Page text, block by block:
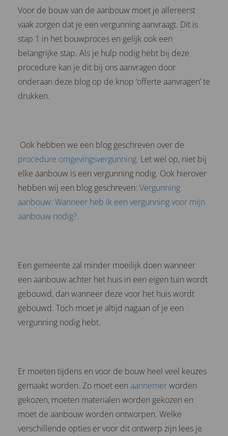
Voor de bouw van de aanbouw moet je allereerst
vaak zorgen dat je een vergunning aanvraagt. Dit is
stap 1 in het bouwproces en gelijk ook een
belangrijke stap. Als je hulp nodig hebt bij deze
procedure kan je dit bij ons aanvragen door
onderaan deze blog op de knop ‘offerte aanvragen’ te
drukken.
Ook hebben we een blog geschreven over de
procedure omgevingsvergunning. Let wel op, niet bij
elke aanbouw is een vergunning nodig. Ook hierover
hebben wij een blog geschreven: Vergunning
aanbouw: Wanneer heb ik een vergunning voor mijn
aanbouw nodig?.
Een gemeente zal minder moeilijk doen wanneer
een aanbouw achter het huis in een eigen tuin wordt
gebouwd, dan wanneer deze voor het huis wordt
gebouwd. Toch moet je altijd nagaan of je een
vergunning nodig hebt.
Er moeten tijdens en voor de bouw heel veel keuzes
gemaakt worden. Zo moet een aannemerworden
gekozen, moeten materialen worden gekozen en
moet de aanbouw worden ontworpen. Welke
verschillende opties er voor dit ontwerp zijn lees je